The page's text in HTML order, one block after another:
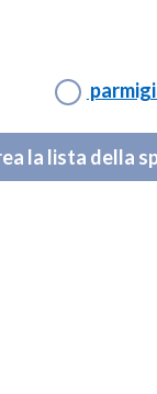
la lista della